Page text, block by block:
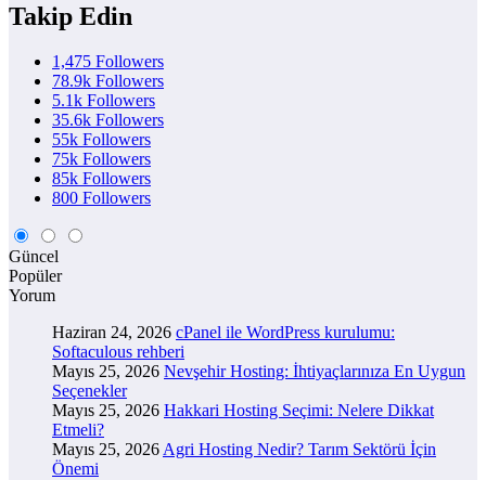
Takip Edin
1,475 Followers
78.9k Followers
5.1k Followers
35.6k Followers
55k Followers
75k Followers
85k Followers
800 Followers
Güncel
Popüler
Yorum
Haziran 24, 2026 cPanel ile WordPress kurulumu:
Softaculous rehberi
Mayıs 25, 2026 Nevşehir Hosting: İhtiyaçlarınıza En Uygun
Seçenekler
Mayıs 25, 2026 Hakkari Hosting Seçimi: Nelere Dikkat
Etmeli?
Mayıs 25, 2026Agri Hosting Nedir? Tarım Sektörü İçin
Önemi